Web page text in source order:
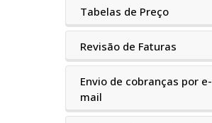
Tabelas de Preço
Revisão de Faturas
Envio de cobranças por e-
mail